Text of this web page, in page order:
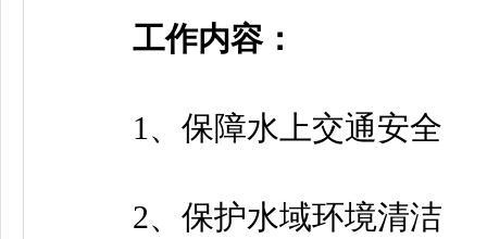
工作内容：
1、保障水上交通安全
2、保护水域环境清洁